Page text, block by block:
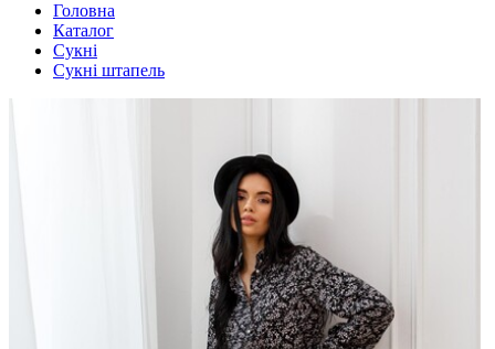
Головна
Каталог
Сукні
Сукні штапель